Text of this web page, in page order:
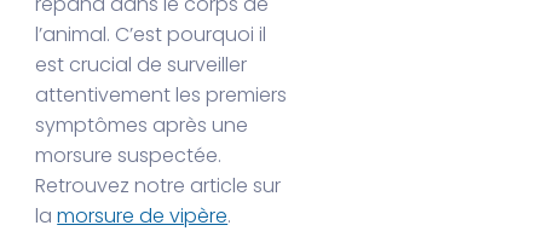
l’animal. C’est pourquoi il
est crucial de surveiller
attentivement les premiers
symptômes après une
morsure suspectée.
Retrouvez notre article sur
lamorsure de vipère.